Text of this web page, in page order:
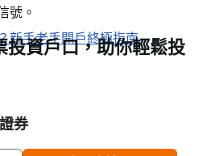
號。
新手老手開戶終極指南
投資戶口，助你輕鬆投
券